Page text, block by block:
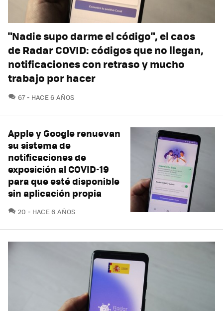
"Nadie supo darme el código", el caos
de Radar COVID: códigos que no llegan,
notificaciones con retraso y mucho
trabajo por hacer
67COMENTARIOS
HACE 6 AÑOS
Apple y Google renuevan
su sistema de
notificaciones de
exposición al COVID-19
para que esté disponible
sin aplicación propia
20 COMENTARIOS
HACE 6 AÑOS